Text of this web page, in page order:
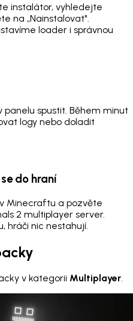
instalátor, vyhledejte
na „Nainstalovat".
loader i správnou
panelu spustit. Během minut
logy nebo doladit
do hraní
Minecraftu a pozvěte
2 multiplayer server.
hráči nic nestahují.
v kategorii Multiplayer.